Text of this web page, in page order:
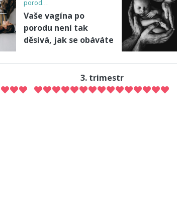
porod…
Vaše vagína po
porodu není tak
děsivá, jak se obáváte
3. trimestr